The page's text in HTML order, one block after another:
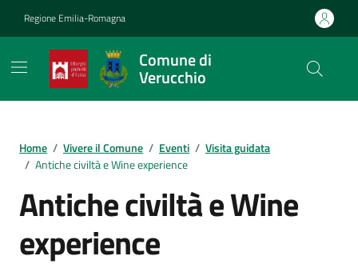
Regione Emilia-Romagna
Comune di
Verucchio
Home / Vivere il Comune / Eventi / Visita guidata
/ Antiche civiltà e Wine experience
Antiche civiltà e Wine
experience